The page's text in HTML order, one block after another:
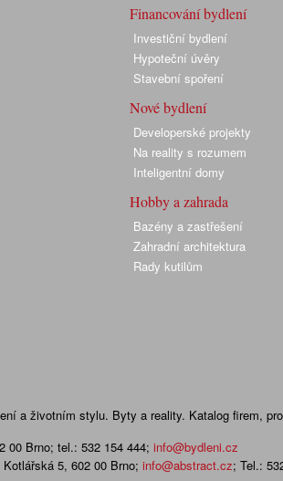
Financování bydlení
Investiční bydlení
Hypoteční úvěry
Stavební spoření
Nové bydlení
Developerské projekty
Na reality s rozumem
Inteligentní domy
Hobby a zahrada
Bazény a zastřešení
Zahradní architektura
Rady kutilům
a životním stylu. Byty a reality. Katalog firem,
00 Brno; tel.: 532 154 444; info@bydleni.cz
Kotlářská 5, 602 00 Brno; info@abstract.cz; Tel.: